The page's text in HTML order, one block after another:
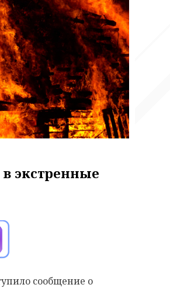
экстренные
сообщение о